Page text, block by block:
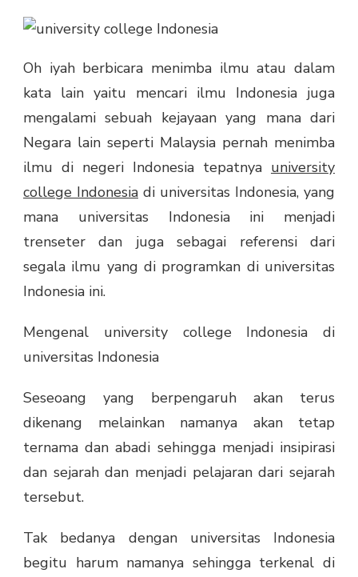
Oh iyah berbicara menimba ilmu atau dalam
kata lain yaitu mencari ilmu Indonesia juga
mengalami sebuah kejayaan yang mana dari
Negara lain seperti Malaysia pernah menimba
ilmu di negeri Indonesia tepatnya university
college Indonesia di universitas Indonesia, yang
mana universitas Indonesia ini menjadi
trenseter dan juga sebagai referensi dari
segala ilmu yang di programkan di universitas
Indonesia ini.
Mengenal university college Indonesia di
universitas Indonesia
Seseoang yang berpengaruh akan terus
dikenang melainkan namanya akan tetap
ternama dan abadi sehingga menjadi insipirasi
dan sejarah dan menjadi pelajaran dari sejarah
tersebut.
Tak bedanya dengan universitas Indonesia
begitu harum namanya sehingga terkenal di